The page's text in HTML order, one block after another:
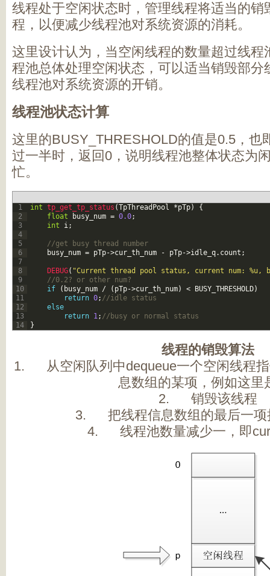
线程处于空闲状态时，管理线程将适当的销
程，以便减少线程池对系统资源的消耗。
这里设计认为，当空闲线程的数量超过线程
程池总体处理空闲状态，可以适当销毁部分
线程池对系统资源的开销。
线程池状态计算
这里的BUSY_THRESHOLD的值是0.5，也
过一半时，返回0，说明线程池整体状态为
忙。
1
2
3
4
5
6
7
8
9
10
11
12
13
14
int tp_get_tp_status (TpThreadPool *pTp)
{
float
busy_num = 0.0;
int
i;
//get busy thread number
busy_num = pTp->cur_th_num - pTp->idle_q. count ;
DEBUG( "Current thread pool status, current num: %u,
//0.2? or other num?
if
( busy_num / ( pTp->cur_th_num) < BUSY_THRESHOLD)
return 0; //idle status
else
return 1;
}
线程的销毁算法
1. 从空闲队列中dequeue一个空闲线程指
息数组的某项，例如这里
2. 销毁该线程
3. 把线程信息数组的最后一项
4. 线程池数量减少一，即